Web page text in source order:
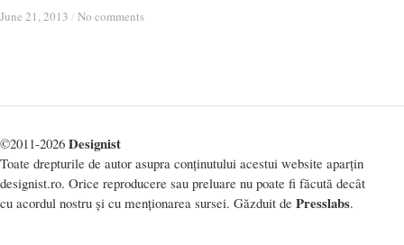
June 21, 2013 / No comments
June 21, 2013 / No comments
©2011-2026 Designist
Toate drepturile de autor asupra conținutului acestui website aparțin
designist.ro. Orice reproducere sau preluare nu poate fi făcută decât
cu acordul nostru și cu menționarea sursei. Găzduit de Presslabs.